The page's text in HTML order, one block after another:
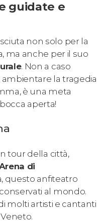
guidate e
non solo per la
ma anche per il suo
. Non a caso
la tragedia
è una meta
aperta!
tour della città,
di
questo anfiteatro
al mondo.
molti artisti e cantanti